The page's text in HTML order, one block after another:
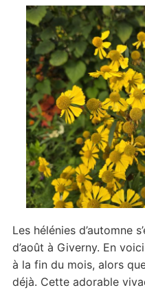
Les hélénies d’automne
d’août à Giverny. En
à la fin du mois, alors
déjà. Cette adorable